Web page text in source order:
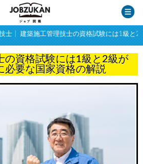
士 建築施工管理技士の資格試験には1級と
の資格試験には1級と2級が
必要な国家資格の解説